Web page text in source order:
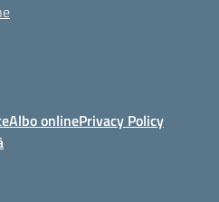
Albo onlinePrivacy Policy